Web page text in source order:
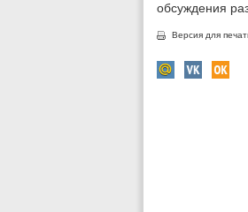
обсуждения
Версия для